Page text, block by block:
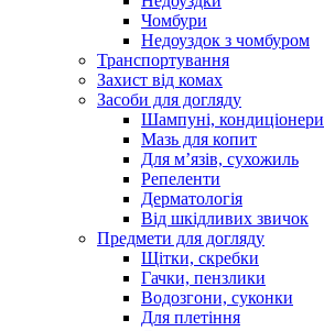
Чомбури
Недоуздок з чомбуром
Транспортування
Захист від комах
Засоби для догляду
Шампуні, кондиціонери
Мазь для копит
Для м’язів, сухожиль
Репеленти
Дерматологія
Від шкідливих звичок
Предмети для догляду
Щітки, скребки
Гачки, пензлики
Водозгони, суконки
Для плетіння